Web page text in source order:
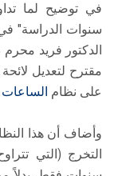
في توضيح لما
سنوات الدراسة" في
الدكتور فريد محرم
مقترح لتعديل
على نظام الساعات
وأضاف أن هذا